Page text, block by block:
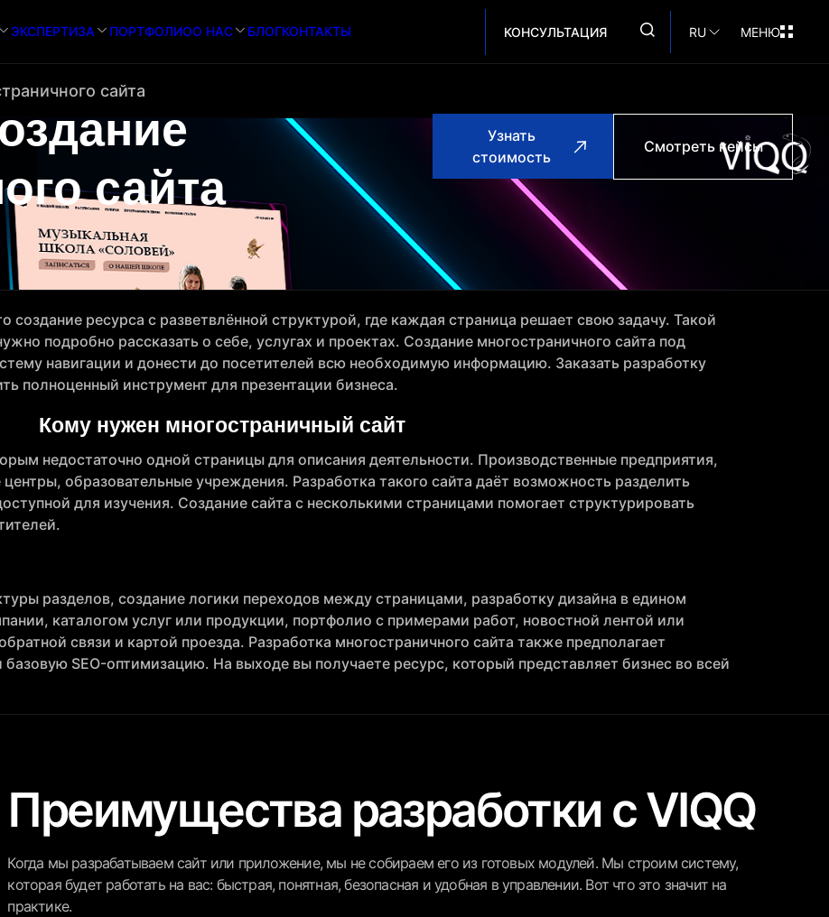
ЭКСПЕРТИЗА ПОРТФОЛИОО НАС БЛОГКОНТАКТЫ КОНСУЛЬТАЦИЯ RU МЕНЮ
сайта
сайта
Узнать
стоимость
Смотреть кейсы
создание ресурса с разветвлённой структурой, где каждая страница решает свою задачу. Такой
подробно рассказать о себе, услугах и проектах. Создание многостраничного сайта под
навигации и донести до посетителей всю необходимую информацию. Заказать разработку
полноценный инструмент для презентации бизнеса.
Кому нужен многостраничный сайт
недостаточно одной страницы для описания деятельности. Производственные предприятия,
образовательные учреждения. Разработка такого сайта даёт возможность разделить
для изучения. Создание сайта с несколькими страницами помогает структурировать
разделов, создание логики переходов между страницами, разработку дизайна в едином
каталогом услуг или продукции, портфолио с примерами работ, новостной лентой или
связи и картой проезда. Разработка многостраничного сайта также предполагает
SEO-оптимизацию. На выходе вы получаете ресурс, который представляет бизнес во всей
Преимущества разработки с VIQQ
Когда мы разрабатываем сайт или приложение, мы не собираем его из готовых модулей. Мы строим систему,
которая будет работать на вас: быстрая, понятная, безопасная и удобная в управлении. Вот что это значит на
практике.